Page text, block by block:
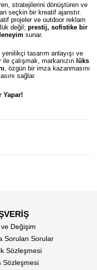
stratejilerini dönüştüren ve
seçkin bir kreatif ajanstır.
projeler ve outdoor reklam
değil; prestij, sofistike bir
sunar.
tasarım anlayışı ve
çalışmak, markanızın lüks
, özgün bir imza kazanmasını
sağlar.
Yapar!
Değişim
Sorulan Sorular
Sözleşmesi
Sözleşmesi